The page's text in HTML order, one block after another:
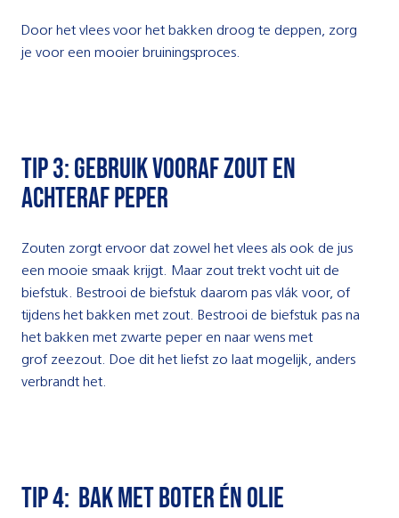
Door het vlees voor het bakken droog te deppen, zorg
je voor een mooier bruiningsproces.
tip 3: Gebruik vooraf zout en
achteraf peper
Zouten zorgt ervoor dat zowel het vlees als ook de jus
een mooie smaak krijgt. Maar zout trekt vocht uit de
biefstuk. Bestrooi de biefstuk daarom pas vlák voor, of
tijdens het bakken met zout. Bestrooi de biefstuk pas na
het bakken met zwarte peper en naar wens met
grof zeezout. Doe dit het liefst zo laat mogelijk, anders
verbrandt het.
tip 4: Bak met boter én olie